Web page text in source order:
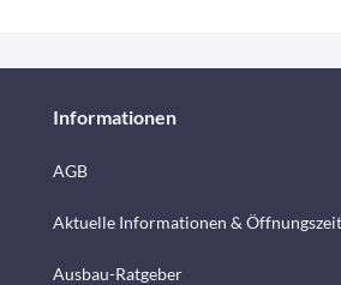
Informationen
AGB
Aktuelle Informationen &
Ausbau-Ratgeber